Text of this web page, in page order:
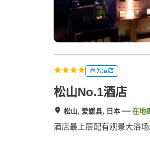
商务酒店
松山No.1酒店
松山, 爱媛县, 日本 在地
酒店最上层配有观景大浴